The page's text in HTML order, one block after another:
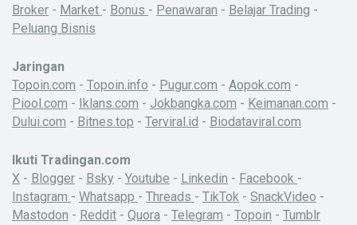
Broker - Market - Bonus - Penawaran - Belajar Trading -
Peluang Bisnis
Jaringan
Topoin.com - Topoin.info - Pugur.com - Aopok.com -
Piool.com - Iklans.com - Jokbangka.com - Keimanan.com -
Dului.com - Bitnes.top - Terviral.id - Biodataviral.com
Ikuti Tradingan.com
X - Blogger - Bsky - Youtube - Linkedin - Facebook -
Instagram - Whatsapp - Threads - TikTok - SnackVideo -
Mastodon - Reddit - Quora - Telegram - Topoin - Tumblr